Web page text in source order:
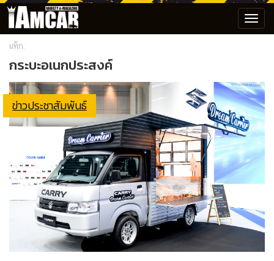
แท็ก:
กระบะอเนกประสงค์
ข่าวประชาสัมพันธ์